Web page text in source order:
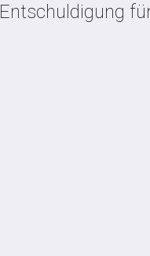
Entschuldigung